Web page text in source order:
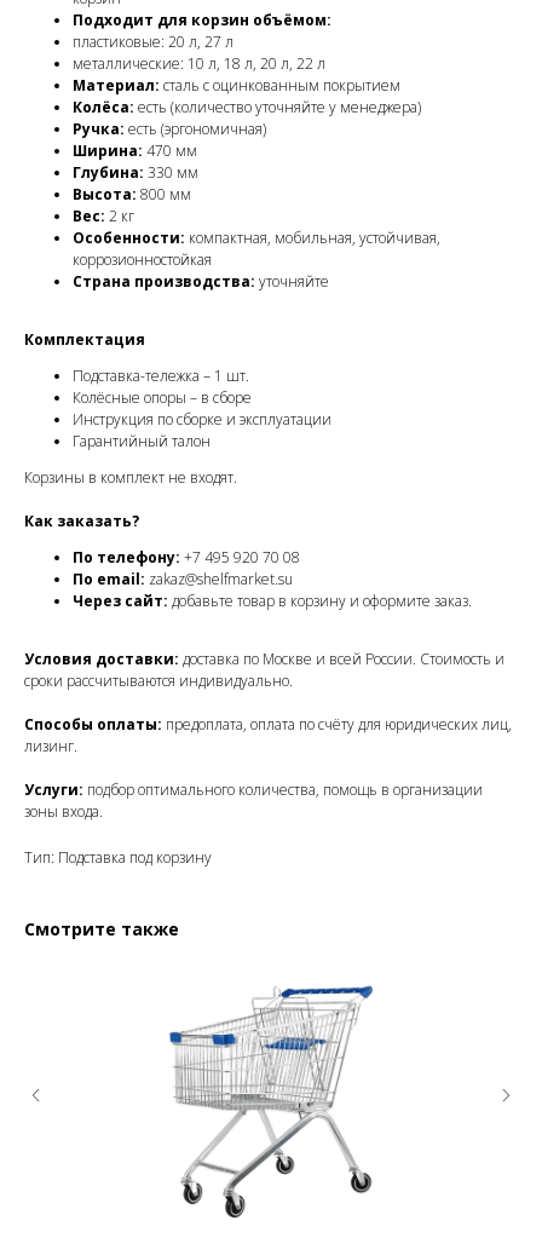
Подходит для корзин объёмом:
пластиковые: 20 л, 27 л
металлические: 10 л, 18 л, 20 л, 22 л
Материал: сталь с оцинкованным покрытием
Колёса: есть (количество уточняйте у менеджера)
Ручка: есть (эргономичная)
Ширина: 470 мм
Глубина: 330 мм
Высота: 800 мм
Вес: 2 кг
Особенности: компактная, мобильная, устойчивая,
коррозионностойкая
Страна производства: уточняйте
Комплектация
Подставка-тележка – 1 шт.
Колёсные опоры – в сборе
Инструкция по сборке и эксплуатации
Гарантийный талон
Корзины в комплект не входят.
Как заказать?
По телефону: +7 495 920 70 08
По email: zakaz@shelfmarket.su
Через сайт: добавьте товар в корзину и оформите заказ.
Условия доставки: доставка по Москве и всей России. Стоимость и
сроки рассчитываются индивидуально.
Способы оплаты: предоплата, оплата по счёту для юридических лиц,
лизинг.
Услуги: подбор оптимального количества, помощь в организации
зоны входа.
Тип: Подставка под корзину
Смотрите также